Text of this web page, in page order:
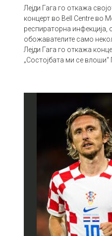
Лејди Гага го откажа
концерт во Bell Centre во
респираторна инфекција,
обожавателите само
Лејди Гага го откажа
„Состојбата ми се влоши“